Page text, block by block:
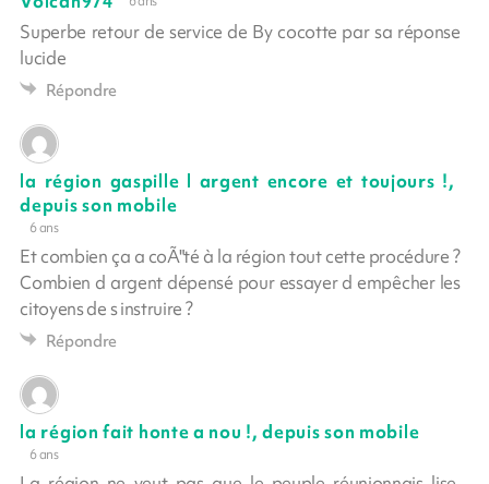
Superbe retour de service de By cocotte par sa réponse
lucide
Répondre
la région gaspille l argent encore et toujours !,
depuis son mobile
6 ans
Et combien ça a coÃ"té à la région tout cette procédure ?
Combien d argent dépensé pour essayer d empêcher les
citoyens de s instruire ?
Répondre
la région fait honte a nou !, depuis son mobile
6 ans